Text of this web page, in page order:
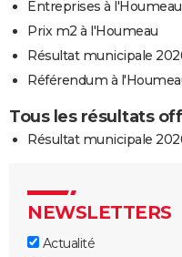
Entreprises à l'Houmeau
Prix m2 à l'Houmeau
Résultat municipale
Référendum à
Tous les résultats
Résultat municipale
NEWSLETTERS
Actualité